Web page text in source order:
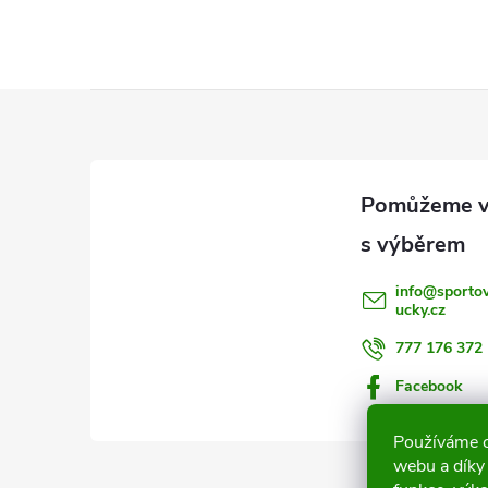
Používáme
webu a
info@
ucky.cz
777 176 372
Facebook